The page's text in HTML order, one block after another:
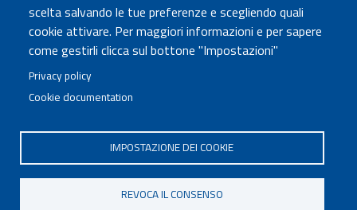
scelta salvando le tue preferenze e scegliendo quali
cookie attivare. Per maggiori informazioni e per sapere
come gestirli clicca sul bottone "Impostazioni"
Privacy policy
Cookie documentation
IMPOSTAZIONE DEI COOKIE
REVOCA IL CONSENSO
COMUNICA CON NOI
Urp
Posta elettronica certificata
Sedi e contatti
Governo Italiano
Tutti i diritti riservati © 2020
Mappa del sito